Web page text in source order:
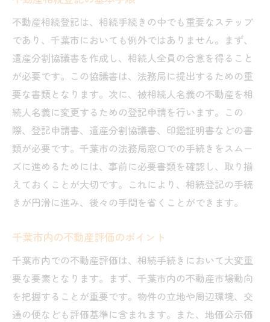
不動産相続登記は、相続手続きの中でも重要なステップ
であり、千葉市においても例外ではありません。まず、
遺産分割協議書を作成し、相続人全員の合意を得ること
が必要です。この協議書は、法務局に提出するための重
要な書類となります。次に、被相続人名義の不動産を相
続人名義に変更するための登記申請を行います。この
際、登記申請書、遺産分割協議書、印鑑証明書などの書
類が必要です。千葉市の法務局窓口での手続きをスムー
ズに進めるためには、事前に必要書類を確認し、取り揃
えておくことが大切です。これにより、相続登記の手続
きが円滑に進み、後々の手間を省くことができます。
千葉市内の不動産評価のポイント
千葉市内での不動産評価は、相続手続きにおいて大変重
要な要素となります。まず、千葉市内の不動産市場動向
を把握することが重要です。物件の立地や周辺環境、交
通の便なども評価基準に含まれます。また、地価公示価